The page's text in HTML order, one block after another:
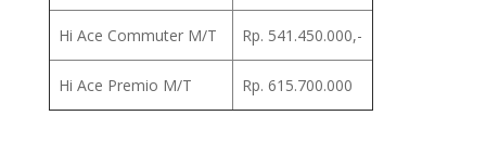
Hi Ace Commuter M/T Rp. 541.450.000,-
Hi Ace Premio M/T Rp. 615.700.000